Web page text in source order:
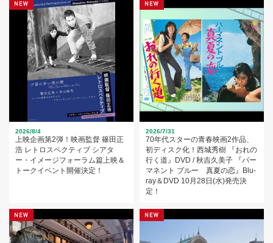
2026/8/4
上映企画第2弾！映画監督 篠田正
浩 レトロスペクティブ シアタ
ー・イメージフォーラム篇上映＆
トークイベント開催決定！
2026/7/31
70年代スターの青春映画2作品、
初ディスク化！西城秀樹 『おれの
行く道』DVD / 秋吉久美子 『パー
マネント ブルー 真夏の恋』Blu-
ray＆DVD 10月28日(水)発売決
定！